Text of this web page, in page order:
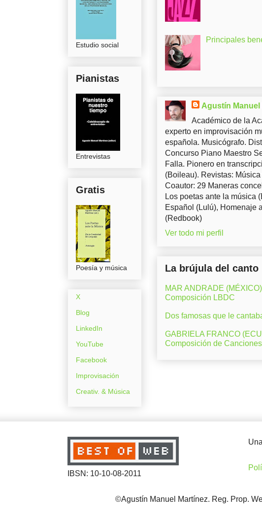
Principales
Agustín Manuel
Académico de la
experto en improvisación
española. Musicógrafo.
Concurso Piano Maestro
Falla. Pionero en
(Boileau). Revistas:
Coautor: 29 Maneras
Los poetas ante la música
Español (Lulú), Homenaje
(Redbook)
Ver todo mi perfil
La brújula del canto
MAR ANDRADE
Composición LBDC
Dos famosas que le
GABRIELA FRANCO
Composición de
Estudio social
Pianistas
Entrevistas
Gratis
Poesía y música
X
Blog
LinkedIn
YouTube
Facebook
Improvisación
Creativ. & Música
IBSN: 10-10-08-2011
©Agustín Manuel Martínez. Reg. Prop.